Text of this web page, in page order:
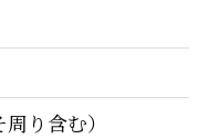
り含む）